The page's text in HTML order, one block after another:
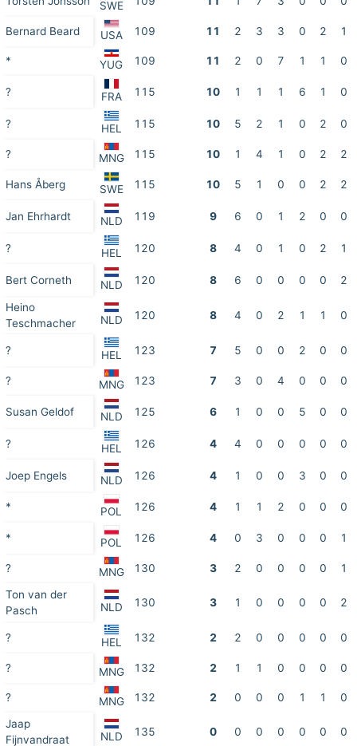
SWE
Bernard Beard USA 109 11 2 3 3 0 2 1
* YUG 109 11 2 0 7 1 1 0
? FRA 115 10 1 1 1 6 1 0
? HEL 115 10 5 2 1 0 2 0
? MNG 115 10 1 4 1 0 2 2
Hans Åberg SWE 115 10 5 1 0 0 2 2
Jan Ehrhardt NLD 119 9 6 0 1 2 0 0
? HEL 120 8 4 0 1 0 2 1
Bert Corneth NLD 120 8 6 0 0 0 0 2
Heino
Teschmacher
NLD 120 8 4 0 2 1 1 0
? HEL 123 7 5 0 0 2 0 0
? MNG 123 7 3 0 4 0 0 0
Susan Geldof NLD 125 6 1 0 0 5 0 0
? HEL 126 4 4 0 0 0 0 0
Joep Engels NLD 126 4 1 0 0 3 0 0
* POL 126 4 1 1 2 0 0 0
* POL 126 4 0 3 0 0 0 1
? MNG 130 3 2 0 0 0 0 1
Ton van der
Pasch
NLD 130 3 1 0 0 0 0 2
? HEL 132 2 2 0 0 0 0 0
? MNG 132 2 1 1 0 0 0 0
? MNG 132 2 0 0 0 1 1 0
Jaap
Fijnvandraat
NLD 135 0 0 0 0 0 0 0